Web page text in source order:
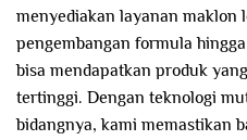
menyediakan layanan maklon
pengembangan formula
bisa mendapatkan produk
tertinggi. Dengan teknologi
bidangnya, kami memastikan